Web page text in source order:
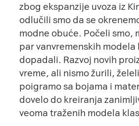
zbog ekspanzije uvoza iz
odlučili smo da se
modne obuće. Počeli smo,
par vanvremenskih modela
dopadali. Razvoj novih
vreme, ali nismo žurili,
poigramo sa bojama i
dovelo do kreiranja
veoma traženih modela